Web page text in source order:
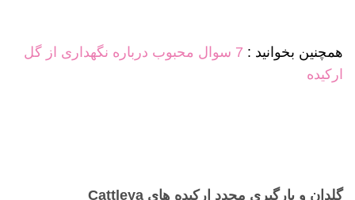
همچنین بخوانید :
7 سوال محبوب درباره نگهداری از گل
ارکیده
گلدان و بارگیری مجدد ارکیده های Cattleya